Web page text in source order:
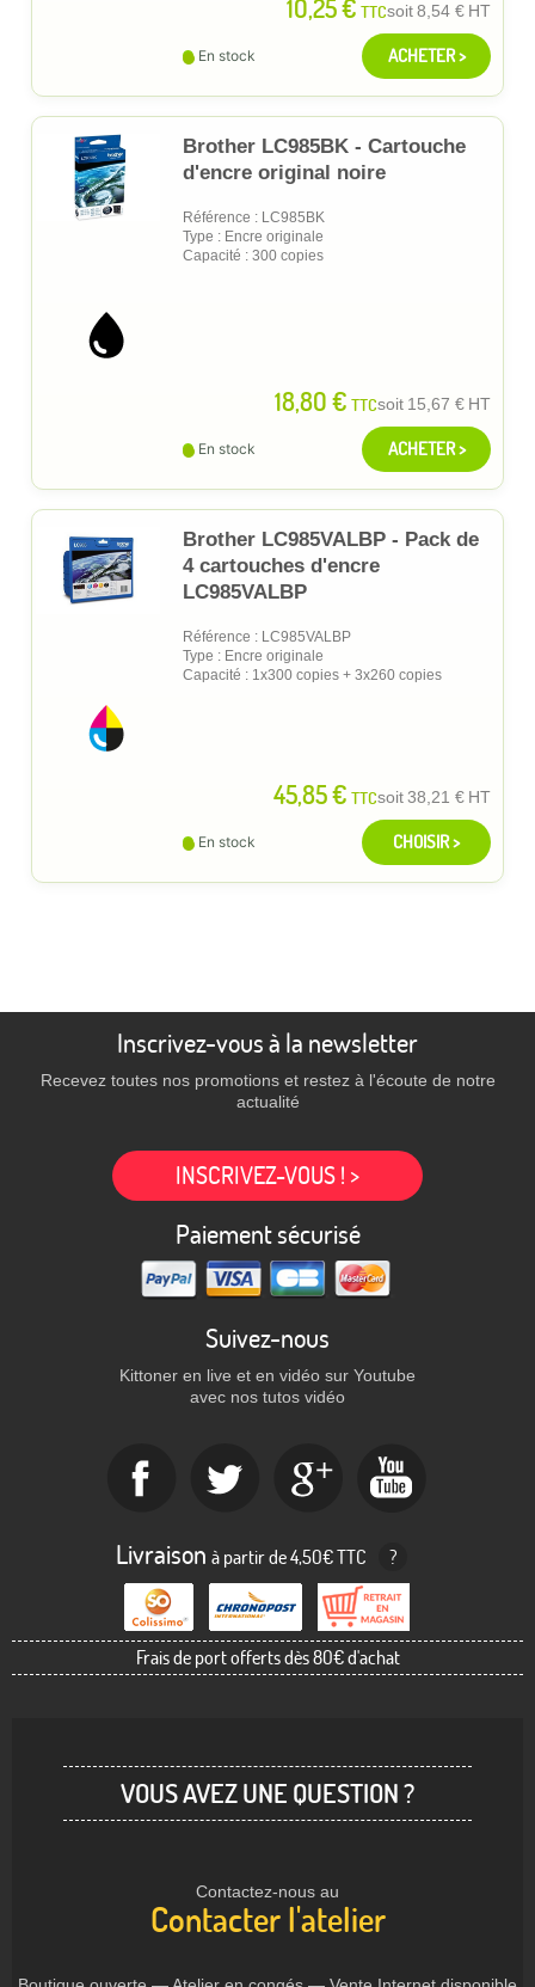
10,25 € TTCsoit8,54 € HT
En stock ACHETER >
Brother LC985BK - Cartouche
d'encre original noire
Référence : LC985BK
Type : Encre originale
Capacité : 300 copies
18,80 € TTCsoit 15,67 € HT
En stock ACHETER >
Brother LC985VALBP - Pack de
4 cartouches d'encre
LC985VALBP
Référence : LC985VALBP
Type : Encre originale
Capacité : 1x300 copies + 3x260 copies
45,85 € TTCsoit38,21 € HT
En stock CHOISIR >
Inscrivez-vous à la newsletter
Recevez toutes nos promotions et restez à l'écoute de notre
actualité
INSCRIVEZ-VOUS ! >
Paiement sécurisé
Suivez-nous
Kittoner en live et en vidéo sur Youtube
avec nos tutos vidéo
Livraison à partir de 4,50€ TTC ?
Frais de port offerts dès 80€ d'achat
VOUS AVEZ UNE QUESTION ?
Contactez-nous au
Contacter l'atelier